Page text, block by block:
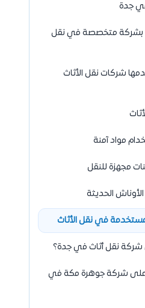
جدة
بشركة متخصصة في نقل
شركات نقل الأثاث
مواد آمنة
مجهزة للنقل
الأوناش الحديثة
في نقل الأثاث
شركة نقل أثاث في جدة؟
على شركة جوهرة مكة في